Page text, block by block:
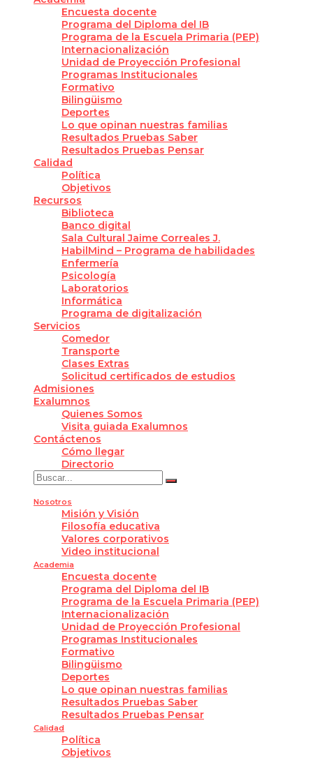
Encuesta docente
Programa del Diploma del IB
Programa de la Escuela Primaria (PEP)
Internacionalización
Unidad de Proyección Profesional
Programas Institucionales
Formativo
Bilingüismo
Deportes
Lo que opinan nuestras familias
Resultados Pruebas Saber
Resultados Pruebas Pensar
Calidad
Política
Objetivos
Recursos
Biblioteca
Banco digital
Sala Cultural Jaime Correales J.
HabilMind – Programa de habilidades
Enfermería
Psicología
Laboratorios
Informática
Programa de digitalización
Servicios
Comedor
Transporte
Clases Extras
Solicitud certificados de estudios
Admisiones
Exalumnos
Quienes Somos
Visita guiada Exalumnos
Contáctenos
Cómo llegar
Directorio
Nosotros
Misión y Visión
Filosofía educativa
Valores corporativos
Video institucional
Academia
Encuesta docente
Programa del Diploma del IB
Programa de la Escuela Primaria (PEP)
Internacionalización
Unidad de Proyección Profesional
Programas Institucionales
Formativo
Bilingüismo
Deportes
Lo que opinan nuestras familias
Resultados Pruebas Saber
Resultados Pruebas Pensar
Calidad
Política
Objetivos